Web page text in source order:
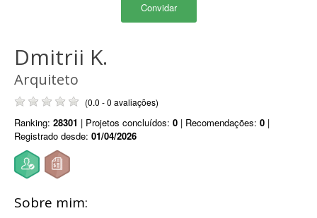
Convidar
Dmitrii K.
Arquiteto
(0.0 - 0 avaliações)
Ranking: 28301 | Projetos concluídos: 0 | Recomendações: 0 |
Registrado desde: 01/04/2026
Sobre mim: